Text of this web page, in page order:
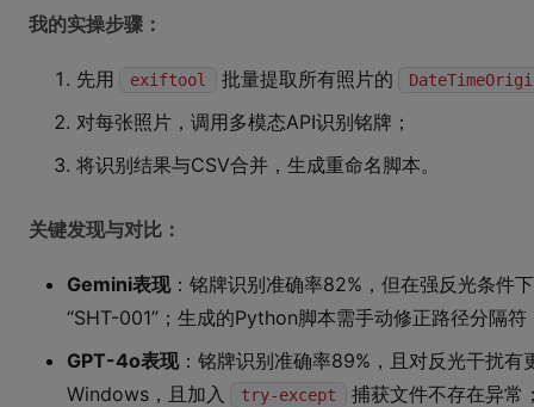
我的实操步骤：
先用 exiftool 批量提取所有照片的
对每张照片，调用多模态API识别铭牌；
将识别结果与CSV合并，生成重命名脚本。
关键发现与对比：
Gemini表现：铭牌识别准确率82%，但在强反光条件
“SHT-001”；生成的Python脚本需手动修正路径分隔
GPT-4o表现：铭牌识别准确率89%，且对反光干扰有
Windows，且加入
try-except
捕获文件不存在异常